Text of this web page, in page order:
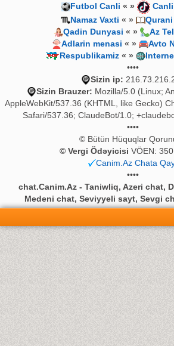
Futbol Canli « »
Canli
Namaz Vaxti « »
Qurani
Qadin Dunyasi « »
Az
Adlarin menasi « »
Avto
Respublikamiz« »
••••
Sizin ip:
Sizin Brauzer: Mozilla/5.0 (Linux;
AppleWebKit/537.36 (KHTML, like Gecko)
Safari/537.36; ClaudeBot/1.0;
••••
© Bütün Hüquqlar
© Vergi Ödəyicisi VÖEN:
Canim.Az Chata
••••
chat.Canim.Az - Taniwliq, Azeri chat,
Medeni chat, Seviyyeli sayt, Sevgi